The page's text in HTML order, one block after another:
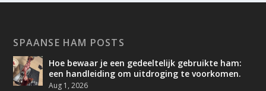
SPAANSE HAM POSTS
Hoe bewaar je een gedeeltelijk gebruikte ham:
een handleiding om uitdroging te voorkomen.
Aug 1, 2026